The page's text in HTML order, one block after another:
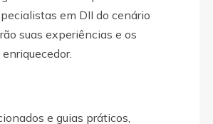
em DII do cenário
suas experiências e os
e guias práticos,